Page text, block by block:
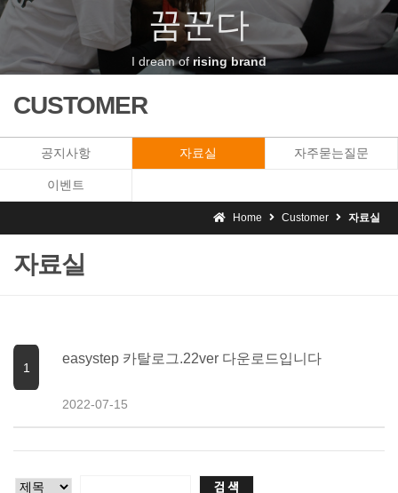
꿈꾼다
I dream of rising brand
CUSTOMER
공지사항 자료실 자주묻는질문
이벤트
Home Customer 자료실
자료실
1
easystep 카탈로그.22ver 다운로드입니다
2022-07-15